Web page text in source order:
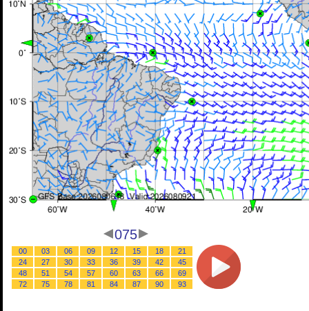
075
00 03 06 09 12 15 18
21
24
27 30 33 36 39 42
45
48
51 54 57 60 63 66
69
72
75 78 81 84 87 90 93